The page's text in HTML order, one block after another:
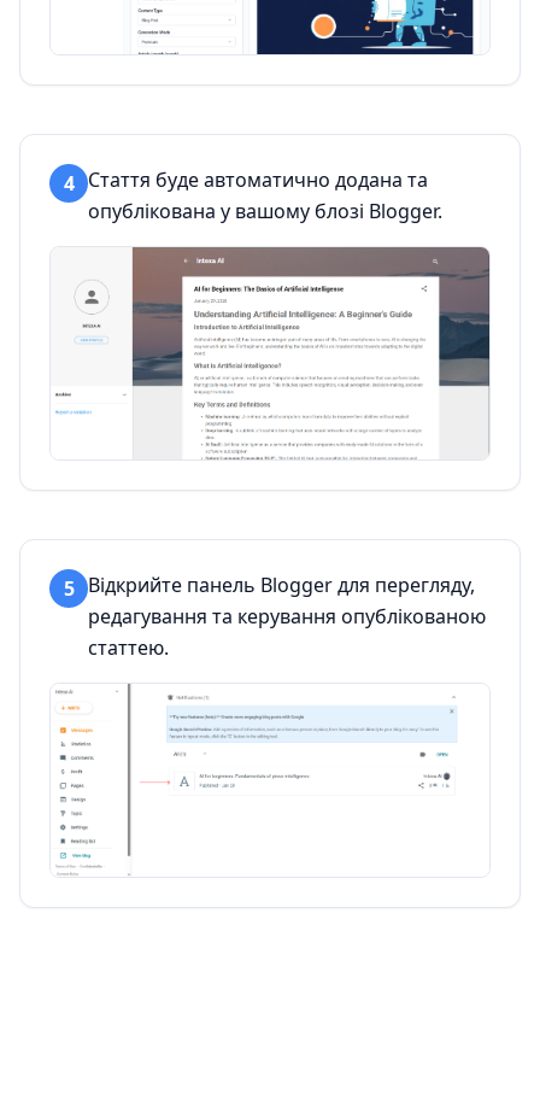
4 Стаття буде автоматично додана та
опублікована у вашому блозі Blogger.
5 Відкрийте панель Blogger для перегляду,
редагування та керування опублікованою
статтею.